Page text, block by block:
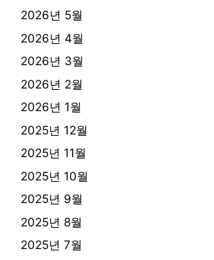
2026년 5월
2026년 4월
2026년 3월
2026년 2월
2026년 1월
2025년 12월
2025년 11월
2025년 10월
2025년 9월
2025년 8월
2025년 7월